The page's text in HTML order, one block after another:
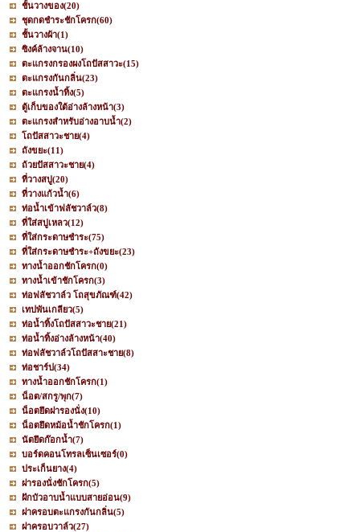
ชั้นวางของ(20)
ชุดกดชำระชักโครก(60)
ชั้นวางผ้า(1)
ซิงค์ล้างจาน(10)
ตะแกรงกรองผงโถปัสสาวะ(15)
ตะแกรงกันกลิ่น(23)
ตะแกรงน้ำทิ้ง(5)
ตู้เก็บของใต้อ่างล้างหน้า(3)
ตะแกรงสำหรับอ่างอาบน้ำ(2)
โถปัสสาวะชาย(4)
ถังขยะ(11)
ถ้วยปัสสาวะชาย(4)
ที่วางสบู่(20)
ที่วางแก้วน้ำ(6)
ท่อน้ำเข้าฟลัชวาล์ว(8)
ที่ใส่สบู่เหลว(12)
ที่ใส่กระดาษชำระ(75)
ที่ใส่กระดาษชำระ+ถังขยะ(23)
ทางน้ำออกชักโครก(0)
ทางน้ำเข้าชักโครก(3)
ท่อฟลัชวาล์ว โถสุขภัณฑ์(42)
เทปพันเกลียว(5)
ท่อน้ำทิ้งโถปัสสาวะชาย(21)
ท่อน้ำทิ้งอ่างล้างหน้า(40)
ท่อฟลัชวาล์วโถปัสสาะชาย(8)
ท่อชาร์ป(34)
ทางน้ำออกชักโครก(1)
น็อต/สกรู/พุก(7)
น็อตยึดฝารองนั่ง(10)
น็อตยึดหม้อน้ำชักโครก(1)
นัตยึดก๊อกน้ำ(7)
บอร์ดคอนโทรลเซ็นเซอร์(0)
ประเก็นยาง(4)
ฝารองนั่งชักโครก(5)
ฝักบัวอาบน้ำแบบสายอ่อน(9)
ฝาครอบตะแกรงกันกลิ่น(5)
ฝาครอบวาล์ว(27)